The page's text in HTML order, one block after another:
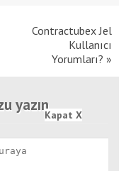
Contractubex Jel
Kullanıcı
Yorumları? »
yazın
Kapat X